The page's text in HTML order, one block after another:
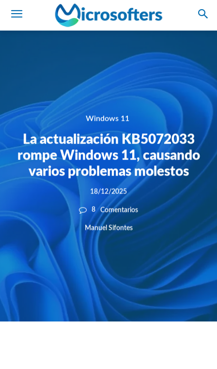
Windows 11
La actualización KB5072033
rompe Windows 11, causando
varios problemas molestos
18/12/2025
8 Comentarios
Manuel Sifontes